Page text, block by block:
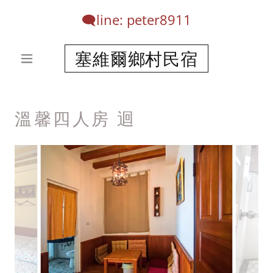
🗨️line: peter8911
塞維爾鄉村民宿
溫馨四人房 迴